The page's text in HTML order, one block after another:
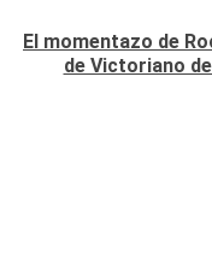
El momentazo de
de Victoriano